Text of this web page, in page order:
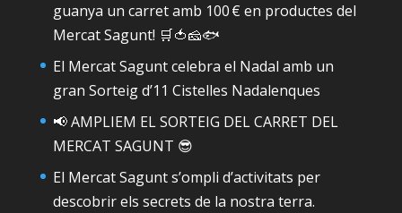
guanya un carret amb 100 € en productes del
Mercat Sagunt! 🛒🍅🧀🐟
El Mercat Sagunt celebra el Nadal amb un
gran Sorteig d’11 Cistelles Nadalenques
📢 AMPLIEM EL SORTEIG DEL CARRET DEL
MERCAT SAGUNT 😎
El Mercat Sagunt s’ompli d’activitats per
descobrir els secrets de la nostra terra.